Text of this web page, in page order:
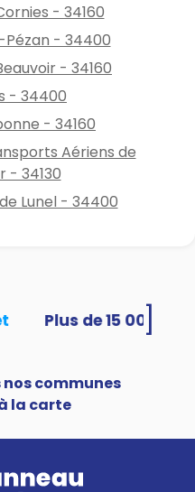
- 34160
- 34400
- 34160
- 34400
- 34160
Aériens de
- 34130
Lunel - 34400
communes
la carte